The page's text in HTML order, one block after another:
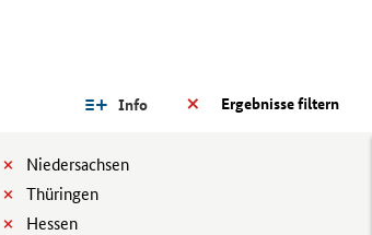
Ergebnisse filtern
Info
Niedersachsen
Thüringen
Hessen